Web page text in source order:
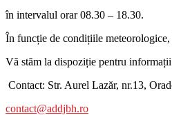
în intervalul orar 08.30 – 18.30.
În funcție de condițiile
Vă stăm la dispoziție pentru
Contact: Str. Aurel Lazăr, nr.13,
contact@addjbh.ro